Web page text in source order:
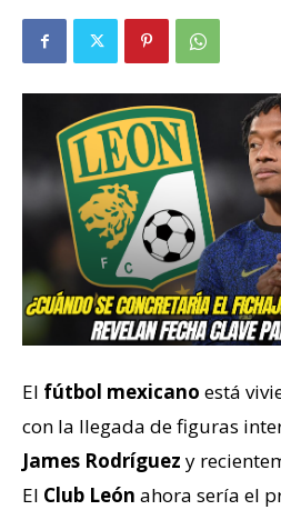
El fútbol mexicano está
con la llegada de figuras
James Rodríguez y
El Club León ahora sería el